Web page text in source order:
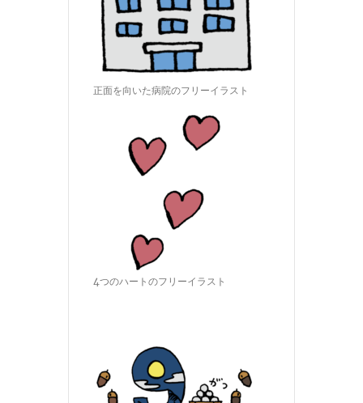
正面を向いた病院のフリーイラスト
4つのハートのフリーイラスト